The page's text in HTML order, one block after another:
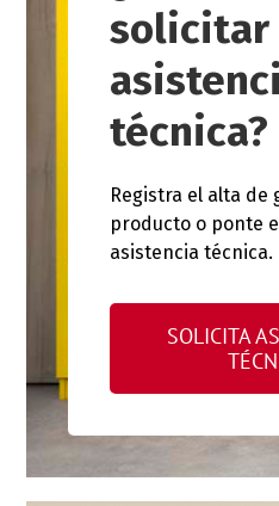
solicitar
técnica?
Registra el alta de
producto o ponte
asistencia técnica.
SOLICITA